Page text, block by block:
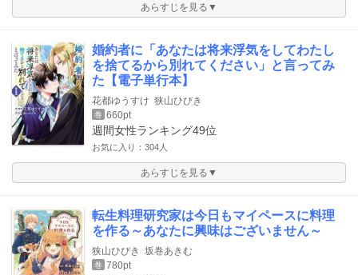
あらすじを見る▼
婚約者に「あなたは将来浮気をしてわたし
を捨てるから別れてください」と言ってみ
た【電子単行本】
花都ゆうすけ 狭山ひびき
巻 660pt
週間女性ランキング49位
お気に入り：304人
あらすじを見る▼
転生料理研究家は今日もマイペースに料理
を作る～あなたに興味はございません～
狭山ひびき 坂巻あきむ
巻 780pt